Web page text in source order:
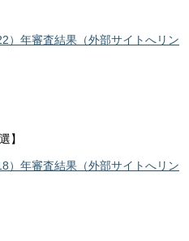
）年審査結果（外部サイトへリン
】
）年審査結果（外部サイトへリン